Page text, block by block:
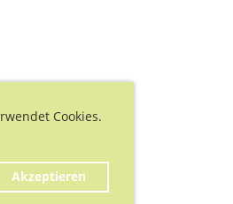
Cookies.
Akzeptieren